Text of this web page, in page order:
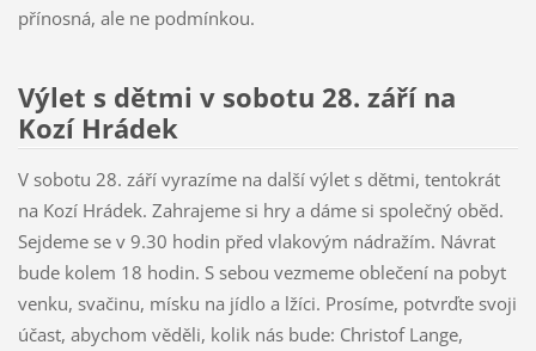
přínosná, ale ne podmínkou.
Výlet s dětmi v sobotu 28. září na
Kozí Hrádek
V sobotu 28. září vyrazíme na další výlet s dětmi, tentokrát
na Kozí Hrádek. Zahrajeme si hry a dáme si společný oběd.
Sejdeme se v 9.30 hodin před vlakovým nádražím. Návrat
bude kolem 18 hodin. S sebou vezmeme oblečení na pobyt
venku, svačinu, mísku na jídlo a lžíci. Prosíme, potvrďte svoji
účast, abychom věděli, kolik nás bude: Christof Lange,